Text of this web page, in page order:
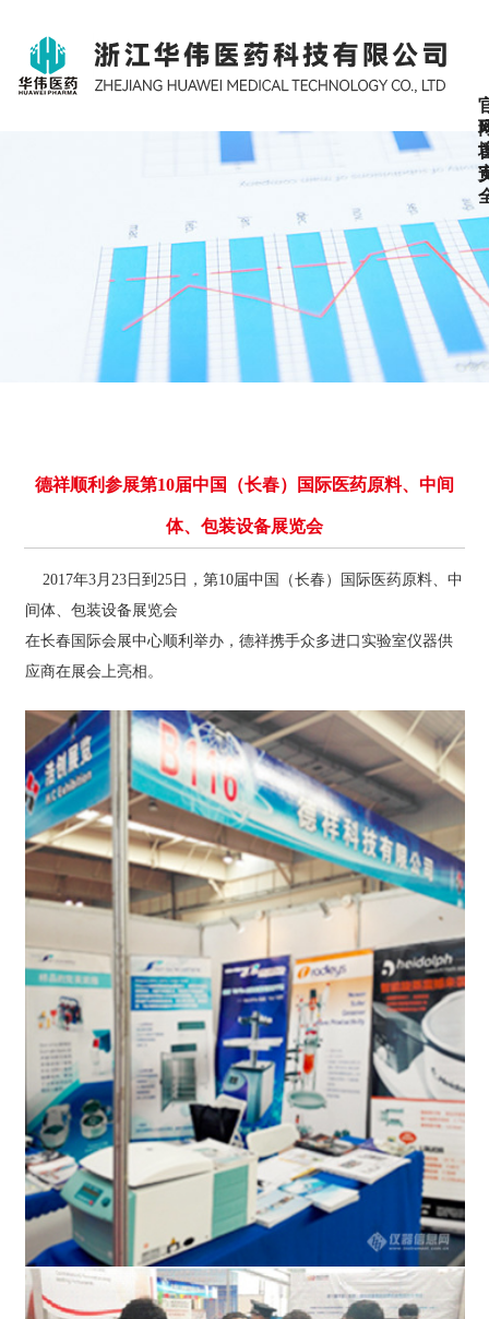
德祥顺利参展第10届中国（长春）国际医药原料、中间
体、包装设备展览会
2017年3月 23日到 25日，第10届中国（长春）国际医药原料、中
间体、包装设备展览会
在长春国际会展中心顺利举办，德祥携手众多进口实验室仪器供
应商在展会上亮相。